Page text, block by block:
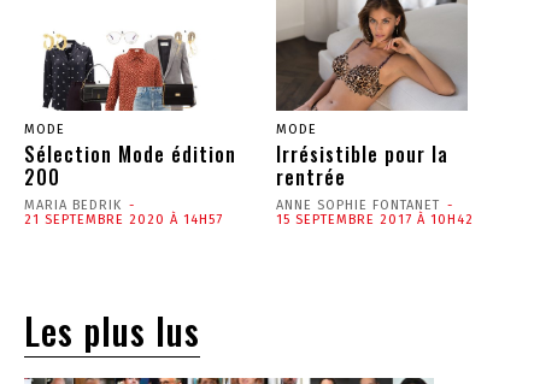
MODE
Sélection Mode édition
200
MARIA BEDRIK -
21 SEPTEMBRE 2020 À 14H57
MODE
Irrésistible pour la
rentrée
ANNE SOPHIE FONTANET -
15 SEPTEMBRE 2017 À 10H42
Les plus lus